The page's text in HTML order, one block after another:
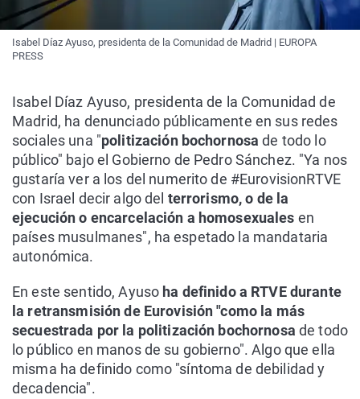
Isabel Díaz Ayuso, presidenta de la Comunidad de Madrid | EUROPA
PRESS
Isabel Díaz Ayuso, presidenta de la Comunidad de
Madrid, ha denunciado públicamente en sus redes
sociales una "politización bochornosade todo lo
público" bajo el Gobierno de Pedro Sánchez. "Ya nos
gustaría ver a los del numerito de #EurovisionRTVE
con Israel decir algo del terrorismo, o de la
ejecución o encarcelación a homosexuales en
países musulmanes", ha espetado la mandataria
autonómica.
En este sentido, Ayuso ha definido a RTVE durante
la retransmisión de Eurovisión "como la más
secuestrada por la politización bochornosade todo
lo público en manos de su gobierno". Algo que ella
misma ha definido como "síntoma de debilidad y
decadencia".